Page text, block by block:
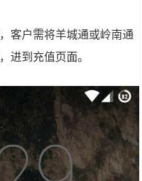
客户需将羊城通或岭南通
进到充值页面。